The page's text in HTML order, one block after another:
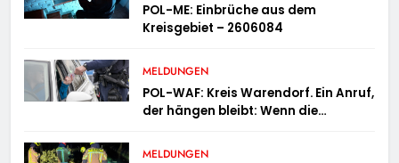
POL-ME: Einbrüche aus dem
Kreisgebiet – 2606084
MELDUNGEN
POL-WAF: Kreis Warendorf. Ein Anruf,
der hängen bleibt: Wenn die
wieder einholt
MELDUNGEN